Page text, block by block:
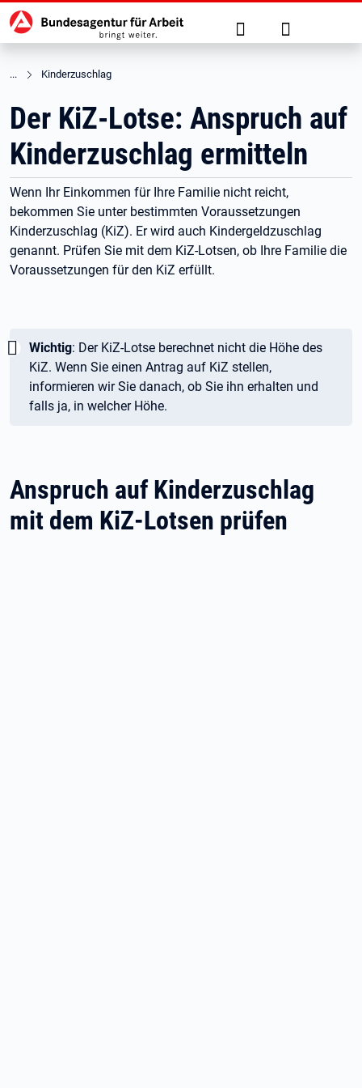
zu den Hauptinhalten springen
Hauptnavigation Suche Anmelden
Kinderzuschlag
Der KiZ-Lotse: Anspruch auf
Kinderzuschlag ermitteln
Wenn Ihr Einkommen für Ihre Familie nicht reicht,
bekommen Sie unter bestimmten Voraussetzungen
Kinderzuschlag (KiZ). Er wird auch Kindergeldzuschlag
genannt. Prüfen Sie mit dem KiZ-Lotsen, ob Ihre Familie die
Voraussetzungen für den KiZ erfüllt.
Wichtig:
Wichtig: Der KiZ-Lotse berechnet nicht die Höhe des
KiZ. Wenn Sie einen Antrag auf KiZ stellen,
informieren wir Sie danach, ob Sie ihn erhalten und
falls ja, in welcher Höhe.
Anspruch auf Kinderzuschlag
mit dem KiZ-Lotsen prüfen